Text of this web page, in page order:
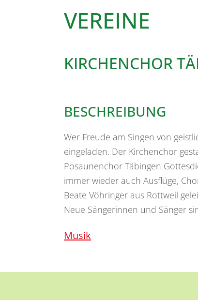
VEREINE
KIRCHENCHOR
BESCHREIBUNG
Wer Freude am Singen von
eingeladen. Der Kirchenchor
Posaunenchor Täbingen
immer wieder auch Ausflüge,
Beate Vöhringer aus Rottweil
Neue Sängerinnen und Sänger
Musik